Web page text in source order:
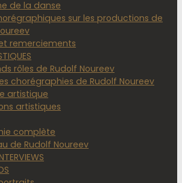
de la danse
sur les productions de
remerciements
rôles de Rudolf Noureev
chorégraphies de Rudolf Noureev
artistique
artistiques
complète
de Rudolf Noureev